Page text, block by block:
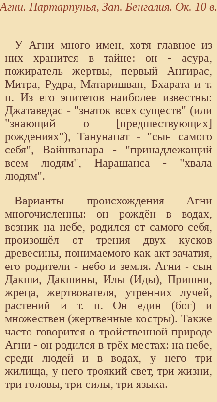
Агни. Партарпунья, Зап. Бенгалия. Ок. 10 в.
У Агни много имен, хотя главное из
них хранится в тайне: он - асура,
пожиратель жертвы, первый Ангирас,
Митра, Рудра, Матаришван, Бхарата и т.
п. Из его эпитетов наиболее известны:
Джатаведас - "знаток всех существ" (или
"знающий о [предшествующих]
рождениях"), Танунапат - "сын самого
себя", Вайшванара - "принадлежащий
всем людям", Нарашанса - "хвала
людям".
Варианты происхождения Агни
многочисленны: он рождён в водах,
возник на небе, родился от самого себя,
произошёл от трения двух кусков
древесины, понимаемого как акт зачатия,
его родители - небо и земля. Агни - сын
Дакши, Дакшины, Илы (Иды), Пришни,
жреца, жертвователя, утренних лучей,
растений и т. п. Он един (бог) и
множествен (жертвенные костры). Также
часто говорится о тройственной природе
Агни - он родился в трёх местах: на небе,
среди людей и в водах, у него три
жилища, у него троякий свет, три жизни,
три головы, три силы, три языка.